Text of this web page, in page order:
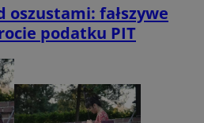
oszustami: fałszywe
podatku PIT